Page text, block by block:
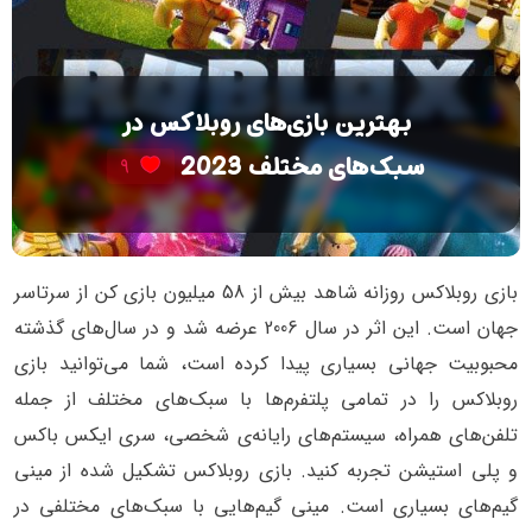
بهترین بازی‌های روبلاکس در
سبک‌های مختلف 2023
9
بازی روبلاکس روزانه شاهد بیش از 58 میلیون بازی کن از سرتاسر
جهان است. این اثر در سال 2006 عرضه شد و در سال‌های گذشته
محبوبیت جهانی بسیاری پیدا کرده است، شما می‌توانید بازی
روبلاکس را در تمامی پلتفرم‌ها با سبک‌های مختلف از جمله
تلفن‌های همراه، سیستم‌های رایانه‌ی شخصی، سری‌ ایکس باکس
و پلی استیشن تجربه کنید. بازی روبلاکس تشکیل شده از مینی
گیم‌های بسیاری است. مینی گیم‌هایی با سبک‌های مختلفی در